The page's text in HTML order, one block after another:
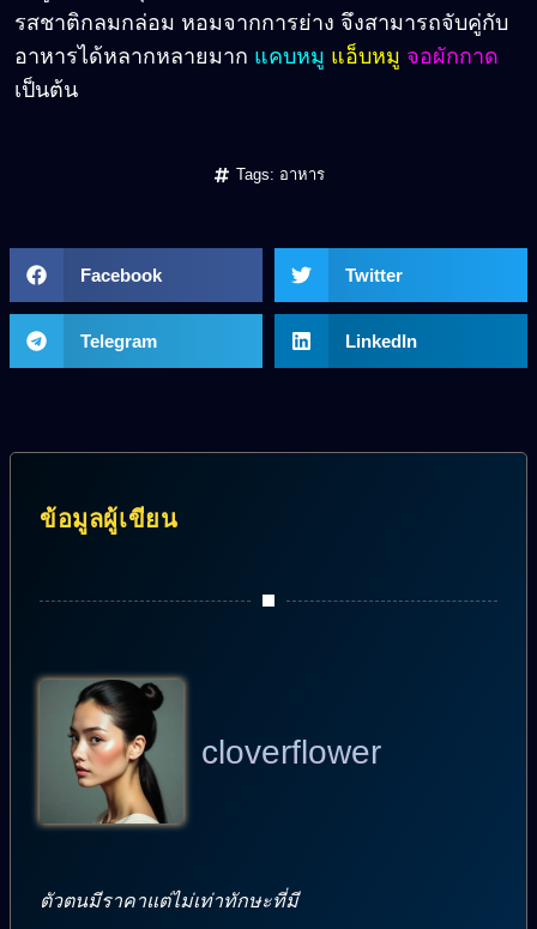
รสชาติกลมกล่อม หอมจากการย่าง จึงสามารถจับคู่กับ
อาหารได้หลากหลายมาก แคบหมู แอ็บหมู จอผักกาด
เป็นต้น
Tags: อาหาร
Facebook Twitter
Telegram LinkedIn
ข้อมูลผู้เขียน
cloverflower
ตัวตนมีราคาแต่ไม่เท่าทักษะที่มี